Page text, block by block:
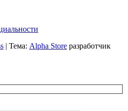
| Тема: Alpha Store разработчик